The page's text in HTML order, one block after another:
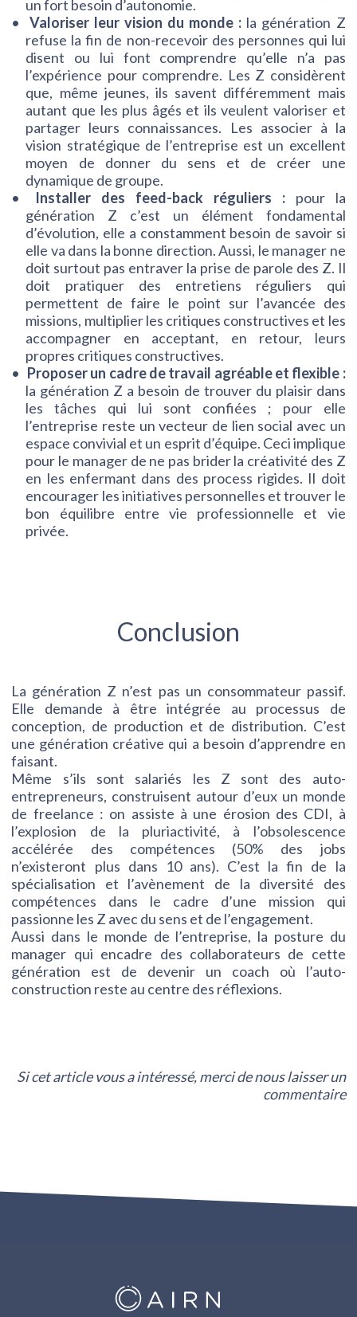
un fort besoin d’autonomie.
Valoriser leur vision du monde : la génération Z
refuse la fin de non-recevoir des personnes qui lui
disent ou lui font comprendre qu’elle n’a pas
l’expérience pour comprendre. Les Z considèrent
que, même jeunes, ils savent différemment mais
autant que les plus âgés et ils veulent valoriser et
partager leurs connaissances. Les associer à la
vision stratégique de l’entreprise est un excellent
moyen de donner du sens et de créer une
dynamique de groupe.
Installer des feed-back réguliers :pour la
génération Z c’est un élément fondamental
d’évolution, elle a constamment besoin de savoir si
elle va dans la bonne direction. Aussi, le manager ne
doit surtout pas entraver la prise de parole des Z. Il
doit pratiquer des entretiens réguliers qui
permettent de faire le point sur l’avancée des
missions, multiplier les critiques constructives et les
accompagner en acceptant, en retour, leurs
propres critiques constructives.
Proposer un cadre de travail agréable et flexible :
la génération Z a besoin de trouver du plaisir dans
les tâches qui lui sont confiées ; pour elle
l’entreprise reste un vecteur de lien social avec un
espace convivial et un esprit d’équipe. Ceci implique
pour le manager de ne pas brider la créativité des Z
en les enfermant dans des process rigides. Il doit
encourager les initiatives personnelles et trouver le
bon équilibre entre vie professionnelle et vie
privée.
Conclusion
La génération Z n’est pas un consommateur passif.
Elle demande à être intégrée au processus de
conception, de production et de distribution. C’est
une génération créative qui a besoin d’apprendre en
faisant.
Même s’ils sont salariés les Z sont des auto-
entrepreneurs, construisent autour d’eux un monde
de freelance : on assiste à une érosion des CDI, à
l’explosion de la pluriactivité, à l’obsolescence
accélérée des compétences (50% des jobs
n’existeront plus dans 10 ans). C’est la fin de la
spécialisation et l’avènement de la diversité des
compétences dans le cadre d’une mission qui
passionne les Z avec du sens et de l’engagement.
Aussi dans le monde de l’entreprise, la posture du
manager qui encadre des collaborateurs de cette
génération est de devenir un coach où l’auto-
construction reste au centre des réflexions.
Si cet article vous a intéressé, merci de nous laisser un
commentaire